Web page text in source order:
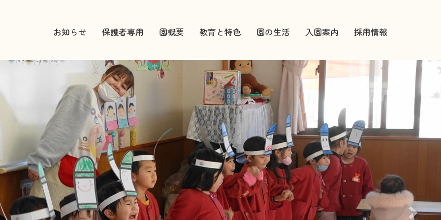
お知らせ 保護者専用 園概要 教育と特色 園の生活 入園案内 採用情報
次
へ